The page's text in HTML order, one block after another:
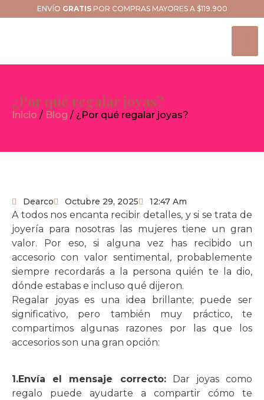
ENVÍO GRATISPOR COMPRAS MAYORES A $119.900
¿Por qué regalar joyas?
Inicio / Blog / ¿Por qué regalar joyas?
Dearco Octubre 29, 2025 12:47 Am
A todos nos encanta recibir detalles, y si se trata de
joyería para nosotras las mujeres tiene un gran
valor. Por eso, si alguna vez has recibido un
accesorio con valor sentimental, probablemente
siempre recordarás a la persona quién te la dio,
dónde estabas e incluso qué dijeron.
Regalar joyas es una idea brillante; puede ser
significativo, pero también muy práctico, te
compartimos algunas razones por las que los
accesorios son una gran opción:
1.Envía el mensaje correcto:Dar joyas como
regalo puede ayudarte a compartir cómo te